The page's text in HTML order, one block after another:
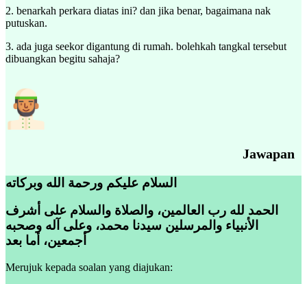
2. benarkah perkara diatas ini? dan jika benar, bagaimana nak
putuskan.
3. ada juga seekor digantung di rumah. bolehkah tangkal tersebut
dibuangkan begitu sahaja?
Jawapan
السلام عليكم ورحمة الله وبركاته
الحمد لله رب العالمين، والصلاة والسلام على أشرف
الأنبياء والمرسلين سيدنا محمد، وعلى آله وصحبه
أجمعين، أما بعد
Merujuk kepada soalan yang diajukan: